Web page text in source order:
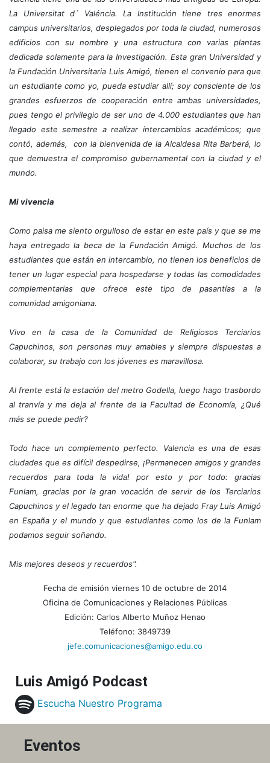
La Universitat d´ Valéncia. La Institución tiene tres enormes
campus universitarios, desplegados por toda la ciudad, numerosos
edificios con su nombre y una estructura con varias plantas
dedicada solamente para la Investigación. Esta gran Universidad y
la Fundación Universitaria Luis Amigó, tienen el convenio para que
un estudiante como yo, pueda estudiar allí; soy consciente de los
grandes esfuerzos de cooperación entre ambas universidades,
pues tengo el privilegio de ser uno de 4.000 estudiantes que han
llegado este semestre a realizar intercambios académicos; que
contó, además, con la bienvenida de la Alcaldesa Rita Barberá, lo
que demuestra el compromiso gubernamental con la ciudad y el
mundo.
Mi vivencia
Como paisa me siento orgulloso de estar en este país y que se me
haya entregado la beca de la Fundación Amigó. Muchos de los
estudiantes que están en intercambio, no tienen los beneficios de
tener un lugar especial para hospedarse y todas las comodidades
complementarias que ofrece este tipo de pasantías a la
comunidad amigoniana.
Vivo en la casa de la Comunidad de Religiosos Terciarios
Capuchinos, son personas muy amables y siempre dispuestas a
colaborar, su trabajo con los jóvenes es maravillosa.
Al frente está la estación del metro Godella, luego hago trasbordo
al tranvía y me deja al frente de la Facultad de Economía, ¿Qué
más se puede pedir?
Todo hace un complemento perfecto. Valencia es una de esas
ciudades que es difícil despedirse, ¡Permanecen amigos y grandes
recuerdos para toda la vida! por esto y por todo: gracias
Funlam, gracias por la gran vocación de servir de los Terciarios
Capuchinos y el legado tan enorme que ha dejado Fray Luis Amigó
en España y el mundo y que estudiantes como los de la Funlam
podamos seguir soñando.
Mis mejores deseos y recuerdos".
Fecha de emisión viernes 10 de octubre de 2014
Oficina de Comunicaciones y Relaciones Públicas
Edición: Carlos Alberto Muñoz Henao
Teléfono: 3849739
jefe.comunicaciones@amigo.edu.co
Luis Amigó Podcast
Escucha Nuestro Programa
Eventos